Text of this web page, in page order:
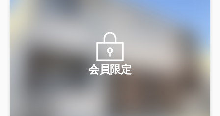
会員限定